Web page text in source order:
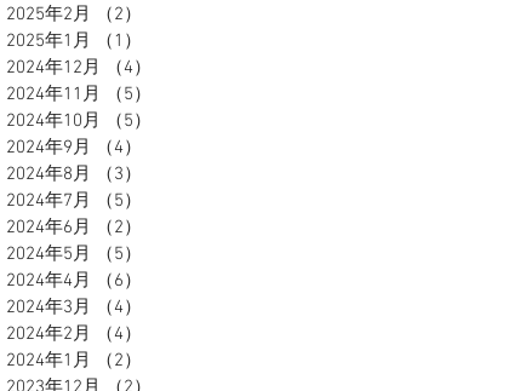
2025年2月
（2）
2025年1月
（1）
2024年12月
（4）
2024年11月
（5）
2024年10月
（5）
2024年9月
（4）
2024年8月
（3）
2024年7月
（5）
2024年6月
（2）
2024年5月
（5）
2024年4月
（6）
2024年3月
（4）
2024年2月
（4）
2024年1月
（2）